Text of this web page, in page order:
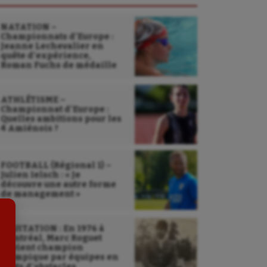
Sarbacane
Sauvetage sportif
Sport handicap
Sport-entreprise
Sport-santé
NATATION –
Championnats d’Europe :
Jeanne Lechevalier en
quête d’expérience,
Roman Fuchs de médaille
ATHLÉTISME –
Championnat d’Europe :
Quelles ambitions pour les
4 Amiénois ?
FOOTBALL (Régional 1) –
Julien Ielsch : « Je
découvre une autre forme
de management »
ÉQUITATION : En 1976 à
Montréal, Marc Roguet
devient champion
olympique par équipes en